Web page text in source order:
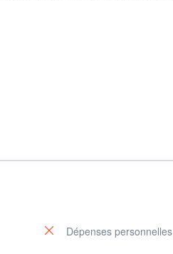
Dépenses personnelles